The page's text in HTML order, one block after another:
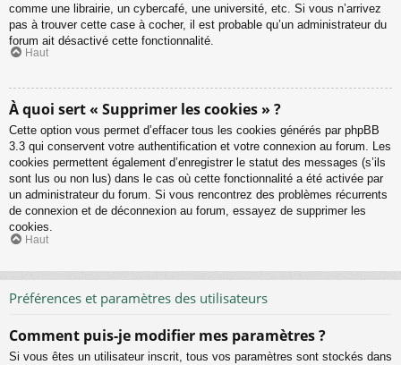
comme une librairie, un cybercafé, une université, etc. Si vous n’arrivez
pas à trouver cette case à cocher, il est probable qu’un administrateur du
forum ait désactivé cette fonctionnalité.
Haut
À quoi sert « Supprimer les cookies » ?
Cette option vous permet d’effacer tous les cookies générés par phpBB
3.3 qui conservent votre authentification et votre connexion au forum. Les
cookies permettent également d’enregistrer le statut des messages (s’ils
sont lus ou non lus) dans le cas où cette fonctionnalité a été activée par
un administrateur du forum. Si vous rencontrez des problèmes récurrents
de connexion et de déconnexion au forum, essayez de supprimer les
cookies.
Haut
Préférences et paramètres des utilisateurs
Comment puis-je modifier mes paramètres ?
Si vous êtes un utilisateur inscrit, tous vos paramètres sont stockés dans